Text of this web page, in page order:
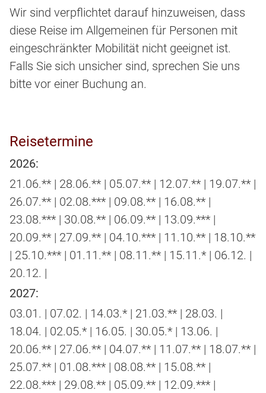
Wir sind verpflichtet darauf hinzuweisen, dass
diese Reise im Allgemeinen für Personen mit
eingeschränkter Mobilität nicht geeignet ist.
Falls Sie sich unsicher sind, sprechen Sie uns
bitte vor einer Buchung an.
Reisetermine
2026:
21.06.** | 28.06.** | 05.07.** | 12.07.** | 19.07.** |
26.07.** | 02.08.*** | 09.08.** | 16.08.** |
23.08.*** | 30.08.** | 06.09.** | 13.09.*** |
20.09.** | 27.09.** | 04.10.*** | 11.10.** | 18.10.**
| 25.10.*** | 01.11.** | 08.11.** | 15.11.* | 06.12. |
20.12. |
2027:
03.01. | 07.02. | 14.03.* | 21.03.** | 28.03. |
18.04. | 02.05.* | 16.05. | 30.05.* | 13.06. |
20.06.** | 27.06.** | 04.07.** | 11.07.** | 18.07.** |
25.07.** | 01.08.*** | 08.08.** | 15.08.** |
22.08.*** | 29.08.** | 05.09.** | 12.09.*** |